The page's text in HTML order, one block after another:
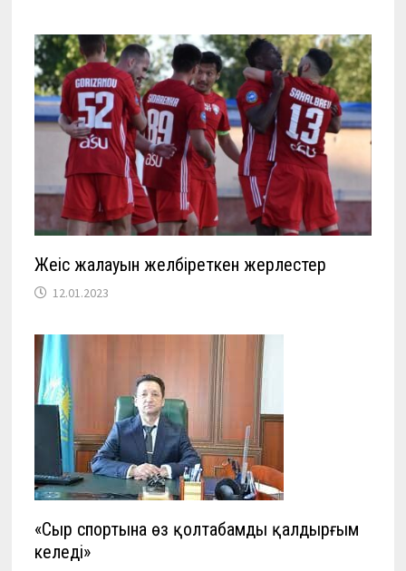
Жеңіс жалауын желбіреткен жерлестер
12.01.2023
«Сыр спортына өз қолтаңбамды қалдырғым
келеді»